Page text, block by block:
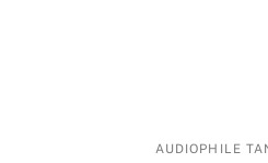
AUDIOPHILE